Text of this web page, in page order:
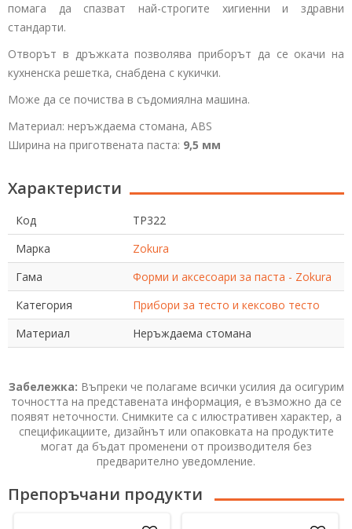
помага да спазват най-строгите хигиенни и здравни
стандарти.
Отворът в дръжката позволява приборът да се окачи на
кухненска решетка, снабдена с кукички.
Може да се почиства в съдомиялна машина.
Материал: неръждаема стомана, ABS
Ширина на приготвената паста: 9,5 мм
Характеристи
Код
TP322
Марка
Zokura
Гама
Форми и аксесоари за паста - Zokura
Категория
Прибори за тесто и кексово тесто
Материал
Неръждаема стомана
Забележка: Въпреки че полагаме всички усилия да осигурим
точността на представената информация, е възможно да се
появят неточности. Снимките са с илюстративен характер, а
спецификациите, дизайнът или опаковката на продуктите
могат да бъдат променени от производителя без
предварително уведомление.
Препоръчани продукти